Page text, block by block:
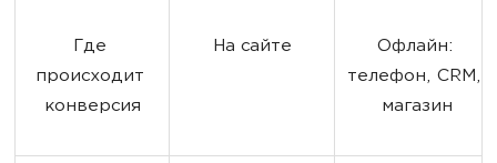
Где
происходит
конверсия
На сайте
Офлайн:
телефон, CRM,
магазин